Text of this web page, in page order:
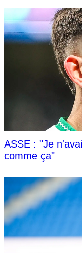
ASSE : "Je
comme ça"